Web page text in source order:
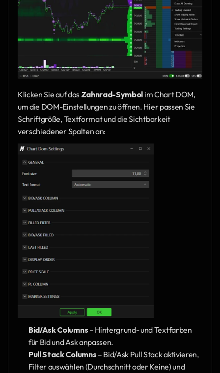
Klicken Sie auf das Zahnrad-Symbol im Chart DOM,
um die DOM-Einstellungen zu öffnen. Hier passen Sie
Schriftgröße, Textformat und die Sichtbarkeit
verschiedener Spalten an:
Bid/Ask Columns – Hintergrund- und Textfarben
für Bid und Ask anpassen.
Pull Stack Columns – Bid/Ask Pull Stack aktivieren,
Filter auswählen (Durchschnitt oder Keine) und